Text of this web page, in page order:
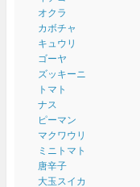
オクラ
カボチャ
キュウリ
ゴーヤ
ズッキーニ
トマト
ナス
ピーマン
マクワウリ
ミニトマト
唐辛子
大玉スイカ